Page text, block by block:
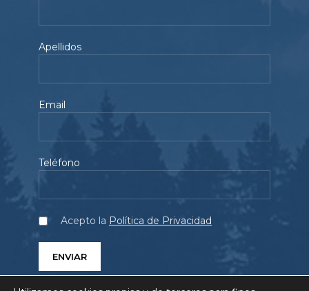
Apellidos
Email
Teléfono
Acepto la Política de Privacidad